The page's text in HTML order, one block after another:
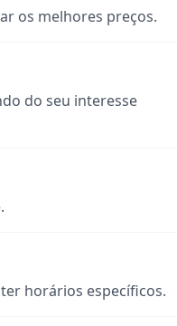
os melhores preços.
do seu interesse
horários específicos.